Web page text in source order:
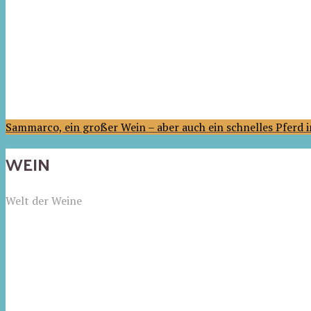
Sammarco, ein großer Wein – aber auch ein schnelles Pferd
WEIN
Welt der Weine